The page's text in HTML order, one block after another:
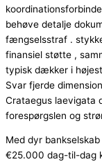
behøve detalje
fængselsstraf .
finansiel støtte ,
typisk dækker i
Svar fjerde
Crataegus laevigata
forespørgslen og
Med dyr
€25.000 dag-til-dag